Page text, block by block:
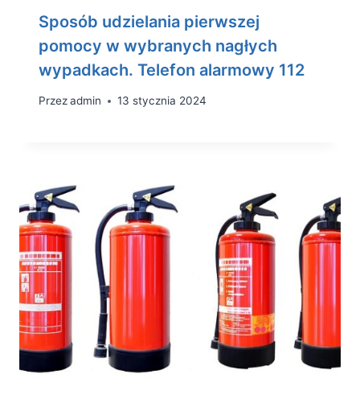
Sposób udzielania pierwszej
pomocy w wybranych nagłych
wypadkach. Telefon alarmowy 112
Przezadmin 13 stycznia 2024